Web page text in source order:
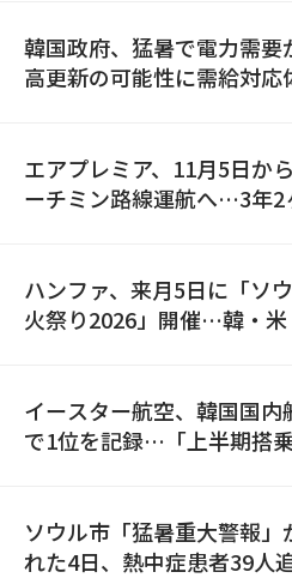
韓国政府、猛暑で電力需要
高更新の可能性に需給対応
エアプレミア、11月5日か
ーチミン路線運航へ…3年2
ハンファ、来月5日に「ソ
火祭り2026」開催…韓・米
イースター航空、韓国国内
で1位を記録…「上半期搭乗
ソウル市「猛暑重大警報」
れた4日、熱中症患者39人